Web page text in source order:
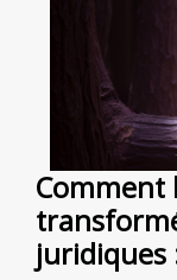
Comment
juridiques